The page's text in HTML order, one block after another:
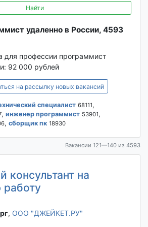
Найти
удаленно в России, 4593
для профессии программист
92 000 рублей
на рассылку новых вакансий
специалист 68111,
, инженер программист 53901,
, сборщик пк 18930
Вакансии 121—140 из 4593
консультант на
работу
, ООО "ДЖЕЙКЕТ.РУ"